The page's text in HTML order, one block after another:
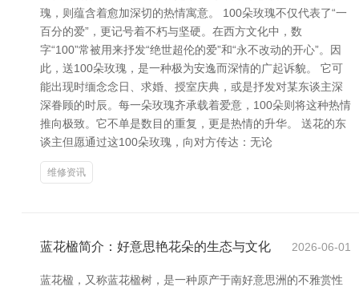
瑰，则蕴含着愈加深切的热情寓意。 100朵玫瑰不仅代表了“一
百分的爱”，更记号着不朽与坚硬。在西方文化中，数
字“100”常被用来抒发“绝世超伦的爱”和“永不改动的开心”。因
此，送100朵玫瑰，是一种极为安逸而深情的广起诉貌。 它可
能出现时缅念念日、求婚、授室庆典，或是抒发对某东谈主深
深眷顾的时辰。每一朵玫瑰齐承载着爱意，100朵则将这种热情
推向极致。它不单是数目的重复，更是热情的升华。 送花的东
谈主但愿通过这100朵玫瑰，向对方传达：无论
维修资讯
蓝花楹简介：好意思艳花朵的生态与文化 2026-06-01
蓝花楹，又称蓝花楹树，是一种原产于南好意思洲的不雅赏性